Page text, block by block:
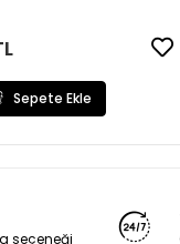
TL
Sepete Ekle
seçeneği